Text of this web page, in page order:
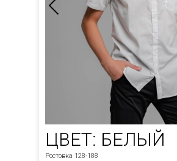
ЦВЕТ: БЕЛЫЙ
Ростовка 128-188